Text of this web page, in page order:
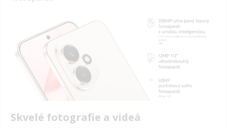
Skvelé fotografie a videá